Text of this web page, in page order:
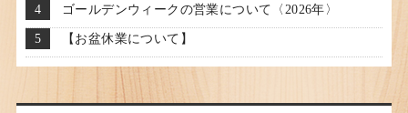
ゴールデンウィークの営業について〈2026年〉
【お盆休業について】